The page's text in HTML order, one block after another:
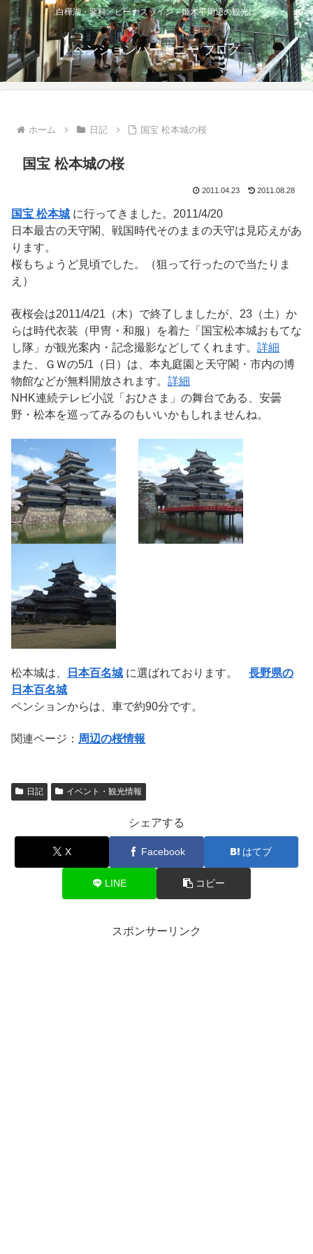
白樺湖・蓼科・ビーナスライン・姫木平周辺の観光に
ペンションハーモニー ブログ
ホーム 日記 国宝 松本城の桜
国宝 松本城の桜
2011.04.23 2011.08.28
国宝 松本城 に行ってきました。2011/4/20
日本最古の天守閣、戦国時代そのままの天守は見応えがあ
ります。
桜もちょうど見頃でした。（狙って行ったので当たりま
え）
夜桜会は2011/4/21（木）で終了しましたが、23（土）か
らは時代衣装（甲冑・和服）を着た「国宝松本城おもてな
し隊」が観光案内・記念撮影などしてくれます。 詳細
また、ＧＷの5/1（日）は、本丸庭園と天守閣・市内の博
物館などが無料開放されます。 詳細
NHK連続テレビ小説「おひさま」の舞台である、安曇
野・松本を巡ってみるのもいいかもしれませんね。
松本城は、 日本百名城 に選ばれております。 長野県の
日本百名城
ペンションからは、車で約90分です。
関連ページ： 周辺の桜情報
日記 イベント・観光情報
シェアする
X Facebook はてブ
LINE コピー
スポンサーリンク